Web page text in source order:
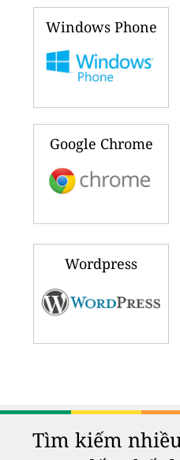
Windows Phone
Google Chrome
Wordpress
Tìm kiếm